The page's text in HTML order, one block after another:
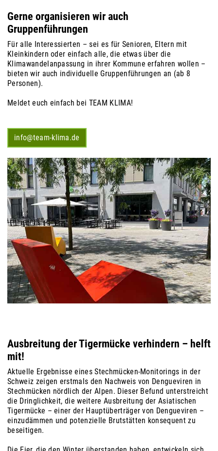
Gerne organisieren wir auch
Gruppenführungen
Für alle Interessierten – sei es für Senioren, Eltern mit
Kleinkindern oder einfach alle, die etwas über die
Klimawandelanpassung in ihrer Kommune erfahren wollen –
bieten wir auch individuelle Gruppenführungen an (ab 8
Personen).
Meldet euch einfach bei TEAM KLIMA!
info@team-klima.de
Ausbreitung der Tigermücke verhindern – helft
mit!
Aktuelle Ergebnisse eines Stechmücken-Monitorings in der
Schweiz zeigen erstmals den Nachweis von Dengueviren in
Stechmücken nördlich der Alpen. Dieser Befund unterstreicht
die Dringlichkeit, die weitere Ausbreitung der Asiatischen
Tigermücke – einer der Hauptüberträger von Dengueviren –
einzudämmen und potenzielle Brutstätten konsequent zu
beseitigen.